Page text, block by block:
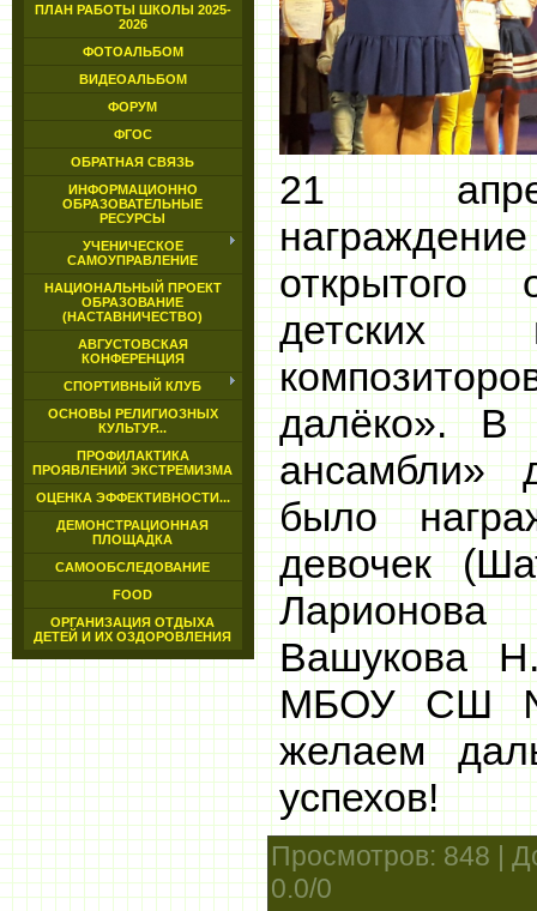
ПЛАН РАБОТЫ ШКОЛЫ 2025-
2026
ФОТОАЛЬБОМ
ВИДЕОАЛЬБОМ
ФОРУМ
ФГОС
ОБРАТНАЯ СВЯЗЬ
ИНФОРМАЦИОННО
ОБРАЗОВАТЕЛЬНЫЕ
РЕСУРСЫ
УЧЕНИЧЕСКОЕ
САМОУПРАВЛЕНИЕ
НАЦИОНАЛЬНЫЙ ПРОЕКТ
ОБРАЗОВАНИЕ
(НАСТАВНИЧЕСТВО)
АВГУСТОВСКАЯ
КОНФЕРЕНЦИЯ
СПОРТИВНЫЙ КЛУБ
ОСНОВЫ РЕЛИГИОЗНЫХ
КУЛЬТУР...
ПРОФИЛАКТИКА
ПРОЯВЛЕНИЙ ЭКСТРЕМИЗМА
ОЦЕНКА ЭФФЕКТИВНОСТИ...
ДЕМОНСТРАЦИОННАЯ
ПЛОЩАДКА
САМООБСЛЕДОВАНИЕ
FOOD
ОРГАНИЗАЦИЯ ОТДЫХА
ДЕТЕЙ И ИХ ОЗДОРОВЛЕНИЯ
21
открытого
детских
далёко». В
ансамбли»
было
девочек
Вашукова
МБОУ СШ
желаем
успехов!
Просмотров: 848 |
0.0/0